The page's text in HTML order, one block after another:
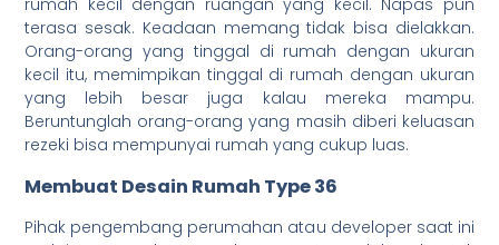
terasa sesak. Keadaan memang tidak bisa dielakkan.
Orang-orang yang tinggal di rumah dengan ukuran
kecil itu, memimpikan tinggal di rumah dengan ukuran
yang lebih besar juga kalau mereka mampu.
Beruntunglah orang-orang yang masih diberi keluasan
rezeki bisa mempunyai rumah yang cukup luas.
Membuat Desain Rumah Type 36
Pihak pengembang perumahan atau developer saat ini